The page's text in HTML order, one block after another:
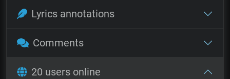
Lyrics annotations
Comments
20 users online